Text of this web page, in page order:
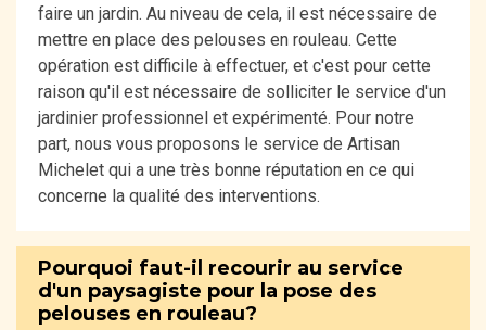
faire un jardin. Au niveau de cela, il est nécessaire de
mettre en place des pelouses en rouleau. Cette
opération est difficile à effectuer, et c'est pour cette
raison qu'il est nécessaire de solliciter le service d'un
jardinier professionnel et expérimenté. Pour notre
part, nous vous proposons le service de Artisan
Michelet qui a une très bonne réputation en ce qui
concerne la qualité des interventions.
Pourquoi faut-il recourir au service
d'un paysagiste pour la pose des
pelouses en rouleau?